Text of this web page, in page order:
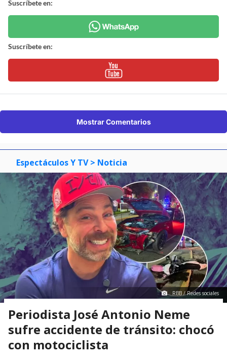
Suscríbete en:
Suscríbete en:
Mostrar Comentarios
Espectáculos Y TV > Noticia
RBB / Redes sociales
Periodista José Antonio Neme
sufre accidente de tránsito: chocó
con motociclista